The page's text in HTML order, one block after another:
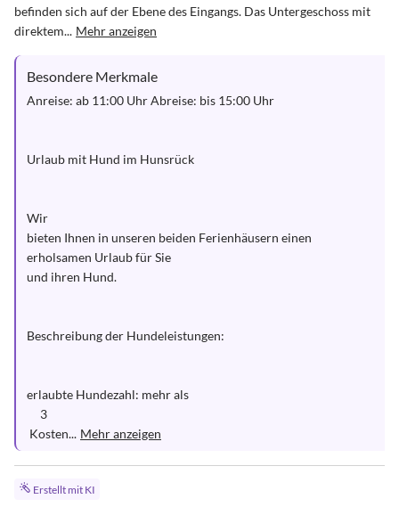
befinden sich auf der Ebene des Eingangs. Das Untergeschoss mit
direktem... Mehr anzeigen
Besondere Merkmale
Anreise: ab 11:00 Uhr Abreise: bis 15:00 Uhr
Urlaub mit Hund im Hunsrück
Wir
bieten Ihnen in unseren beiden Ferienhäusern einen
erholsamen Urlaub für Sie
und ihren Hund.
Beschreibung der Hundeleistungen:
erlaubte Hundezahl: mehr als
Kosten... Mehr anzeigen
Erstellt mit KI